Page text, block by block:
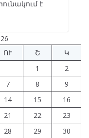
է
ՈՒ Շ
Կ
1
2
7 8
9
14 15
16
21 22
23
28 29
30